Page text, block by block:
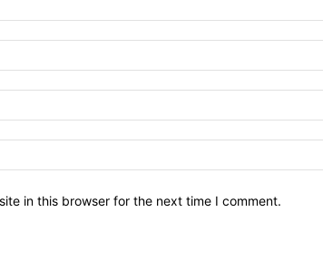
in this browser for the next time I comment.